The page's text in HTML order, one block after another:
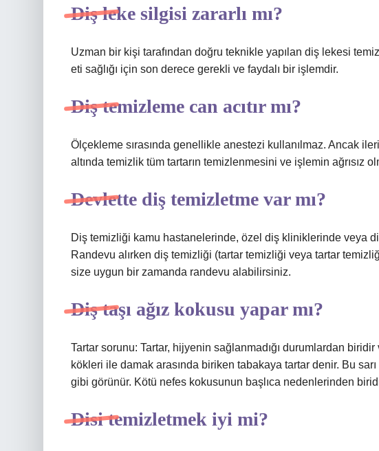
Diş leke silgisi zararlı mı?
Uzman bir kişi tarafından doğru teknikle yapılan diş lekesi
eti sağlığı için son derece gerekli ve faydalı bir işlemdir.
Diş temizleme can acıtır mı?
Ölçekleme sırasında genellikle anestezi kullanılmaz. Ancak
altında temizlik tüm tartarın temizlenmesini ve işlemin ağrısız
Devlette diş temizletme var mı?
Diş temizliği kamu hastanelerinde, özel diş kliniklerinde veya
Randevu alırken diş temizliği (tartar temizliği veya tartar
size uygun bir zamanda randevu alabilirsiniz.
Diş taşı ağız kokusu yapar mı?
Tartar sorunu: Tartar, hijyenin sağlanmadığı durumlardan
kökleri ile damak arasında biriken tabakaya tartar denir. Bu
gibi görünür. Kötü nefes kokusunun başlıca nedenlerinden
Disi temizletmek iyi mi?